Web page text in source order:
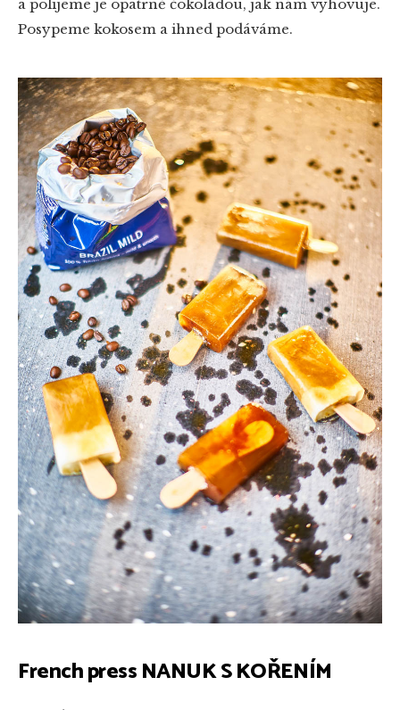
a polijeme je opatrně čokoládou, jak nám vyhovuje.
Posypeme kokosem a ihned podáváme.
French press NANUK S KOŘENÍM